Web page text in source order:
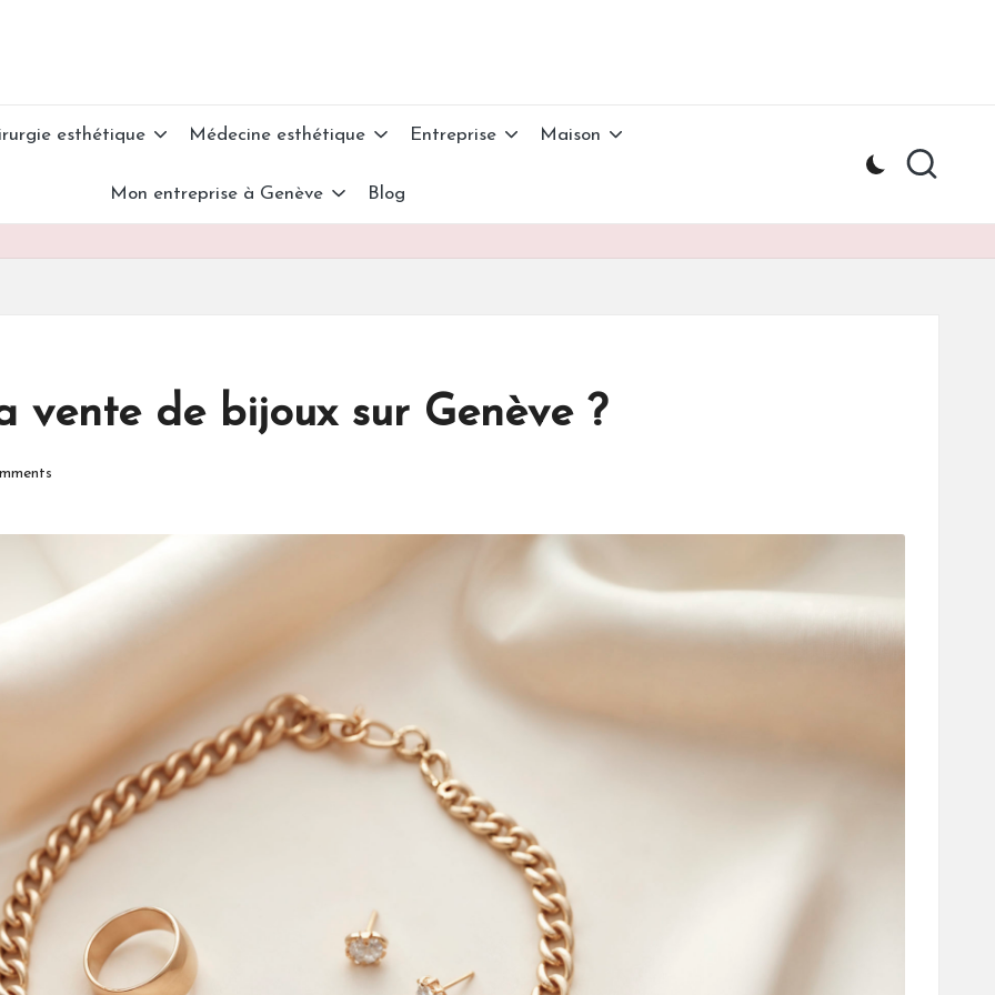
esthétique Médecine esthétique Entreprise Maison
Mon entreprise à Genève Blog
vente de bijoux sur Genève ?